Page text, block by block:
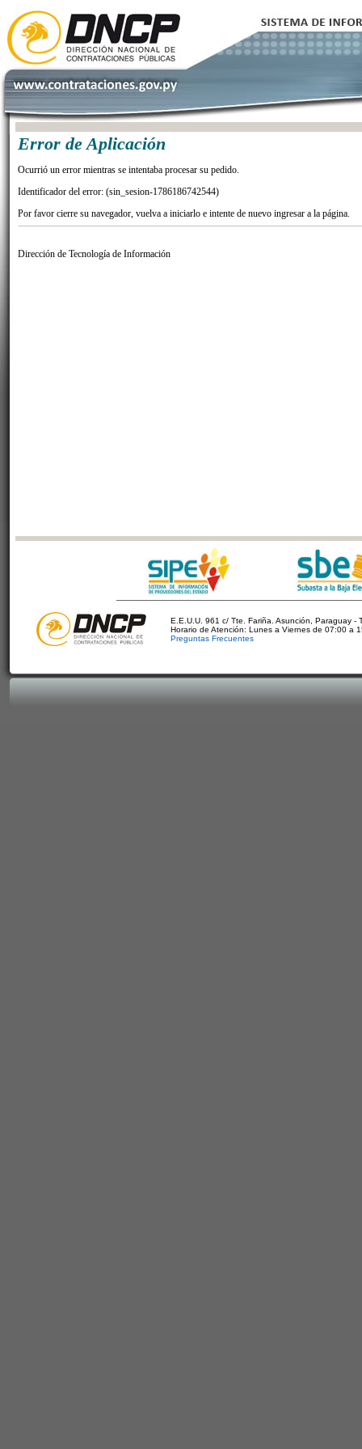
Error de Aplicación
Ocurrió un error mientras se intentaba procesar su pedido.
Identificador del error: (sin_sesion-1786186742544)
Por favor cierre su navegador, vuelva a iniciarlo e intente de nuevo ingresar a la página.
Dirección de Tecnología de Información
E.E.U.U. 961 c/ Tte. Fariña. Asunción, Paraguay -
Horario de Atención: Lunes a Viernes de 07:00 a
Preguntas Frecuentes